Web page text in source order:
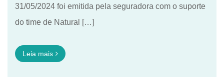
31/05/2024 foi emitida pela seguradora com o suporte
do time de Natural […]
Leia mais